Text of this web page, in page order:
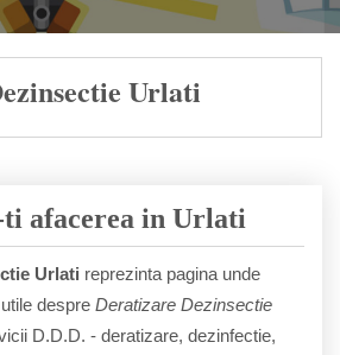
Urlati
ti afacerea in Urlati
Urlati reprezinta pagina unde
despre Deratizare Dezinsectie
D.D.D. - deratizare, dezinfectie,